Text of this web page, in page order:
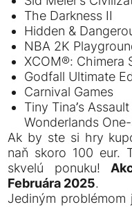
The Darkness II
Hidden &
NBA 2K
XCOM®: Chimera
Godfall Ultimate
Carnival Games
Tiny Tina’s
Wonderlands
Ak by ste si hry
naň skoro 100 eur.
skvelú ponuku!
Februára 2025.
Jediným